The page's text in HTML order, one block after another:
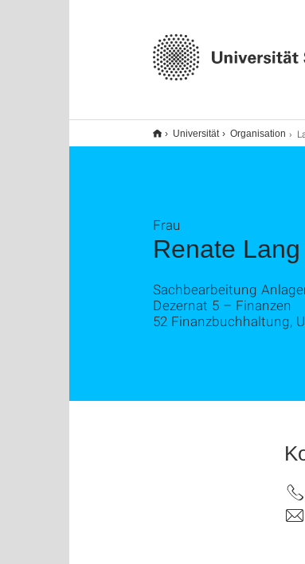
Universität Organisation
Renate Lang
Frau
Sachbearbeitung
Dezernat 5 – Finanzen
52 Finanzbuchhaltung,